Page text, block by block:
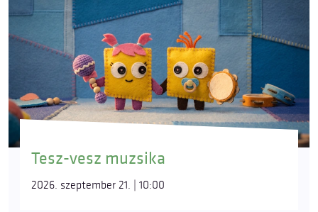
Tesz-vesz muzsika
2026. szeptember 21. | 10:00